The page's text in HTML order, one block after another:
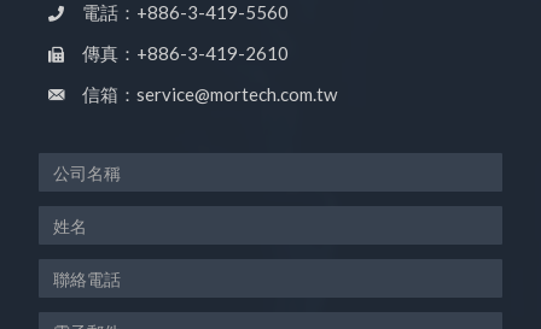
電話：+886-3-419-5560
傳真：+886-3-419-2610
信箱：service@mortech.com.tw